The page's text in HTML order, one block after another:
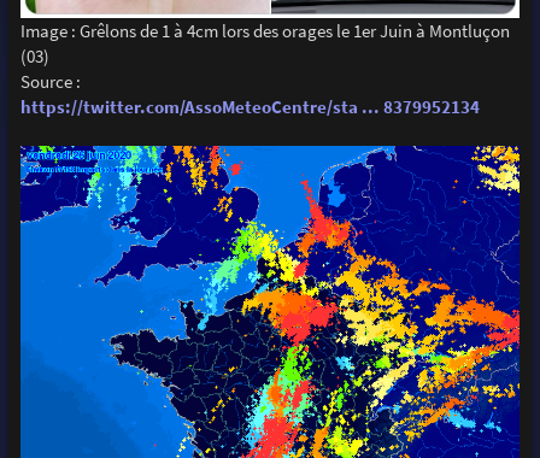
Image : Grêlons de 1 à 4cm lors des orages le 1er Juin à Montluçon
(03)
Source :
https://twitter.com/AssoMeteoCentre/sta ... 8379952134